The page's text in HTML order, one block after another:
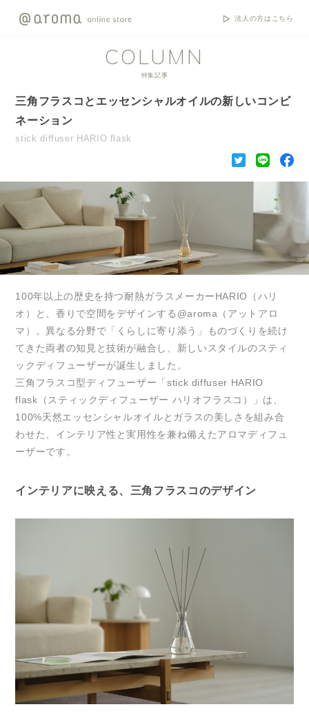
法人の方はこちら
COLUMN
特集記事
三角フラスコとエッセンシャルオイルの新しいコンビ
ネーション
stick diffuser HARIO flask
100年以上の歴史を持つ耐熱ガラスメーカーHARIO（ハリ
オ）と、香りで空間をデザインする@aroma（アットアロ
マ）。異なる分野で「くらしに寄り添う」ものづくりを続け
てきた両者の知見と技術が融合し、新しいスタイルのスティ
ックディフューザーが誕生しました。
三角フラスコ型ディフューザー「stick diffuser HARIO
flask（スティックディフューザー ハリオフラスコ）」は、
100%天然エッセンシャルオイルとガラスの美しさを組み合
わせた、インテリア性と実用性を兼ね備えたアロマディフュ
ーザーです。
インテリアに映える、三角フラスコのデザイン